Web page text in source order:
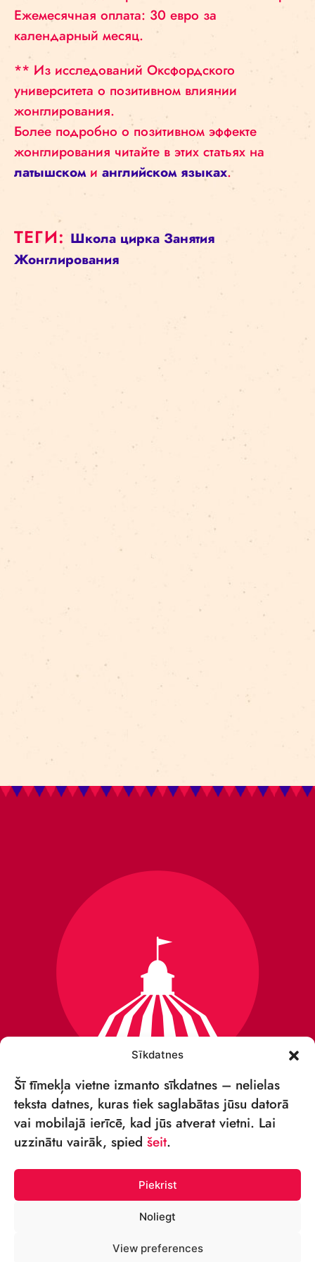
Sīkdatnes
Šī tīmekļa vietne izmanto sīkdatnes – nelielas
teksta datnes, kuras tiek saglabātas jūsu datorā
vai mobilajā ierīcē, kad jūs atverat vietni. Lai
uzzinātu vairāk, spied šeit.
Piekrist
Noliegt
View preferences
Ежемесячная оплата: 30 евро за
календарный месяц.
** Из исследований Оксфордского
университета о позитивном влиянии
жонглирования.
Более подробно о позитивном эффекте
жонглирования читайте в этих статьях на
латышскоми английском языках.
ТЕГИ: Школа цирка Занятия
Жонглирования
VSIA „RĪGAS CIRKS”
Merķeļa iela 4,
Rīga, LV-1050 Latvija
Reģ. nr: 40003027789
ТЕЛЕФОН: